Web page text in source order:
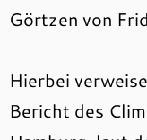
Görtzen von
Hierbei
Bericht des